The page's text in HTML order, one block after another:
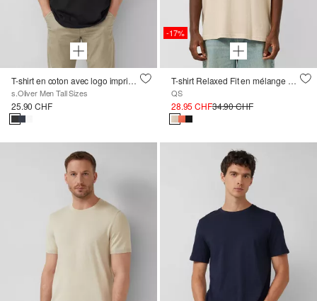
T-shirt en coton avec logo imprimé et col en V
s.Oliver Men Tall Sizes
25.90 CHF
-17%
T-shirt Relaxed Fit en mélange de lin
QS
28.95 CHF34.90 CHF